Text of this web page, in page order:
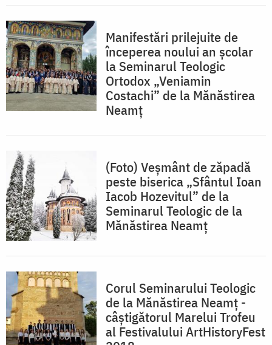
Manifestări prilejuite de
începerea noului an școlar
la Seminarul Teologic
Ortodox „Veniamin
Costachi” de la Mănăstirea
Neamț
(Foto) Veșmânt de zăpadă
peste biserica „Sfântul Ioan
Iacob Hozevitul” de la
Seminarul Teologic de la
Mănăstirea Neamț
Corul Seminarului Teologic
de la Mănăstirea Neamț -
câștigătorul Marelui Trofeu
al Festivalului ArtHistoryFest